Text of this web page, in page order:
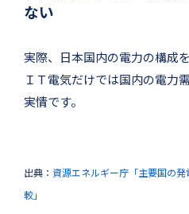
ない
実際、日本国内の電力の構成
ＩＴ電気だけでは国内の電力
実情です。
出典： 資源エネルギー庁「主要国の
較」